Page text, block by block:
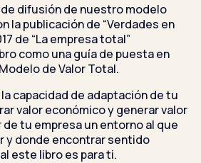
difusión de nuestro modelo
la publicación de “Verdades en
de “La empresa total”
como una guía de puesta en
de Valor Total.
capacidad de adaptación de tu
valor económico y generar valor
de tu empresa un entorno al que
y donde encontrar sentido
este libro es para ti.